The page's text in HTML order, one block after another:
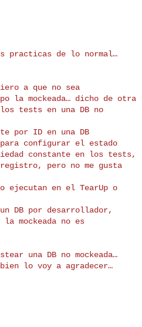
practicas de lo normal…
a que no sea
la mockeada… dicho de otra
tests en una DB no
por ID en una DB
configurar el estado
constante en los tests,
pero no me gusta
en el TearUp o
DB por desarrollador,
mockeada no es
una DB no mockeada…
lo voy a agradecer…